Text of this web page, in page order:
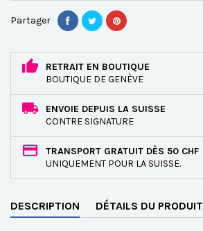
Partager
RETRAIT EN BOUTIQUE
BOUTIQUE DE GENÈVE
ENVOIE DEPUIS LA SUISSE
CONTRE SIGNATURE
TRANSPORT GRATUIT DÈS 50 CHF
UNIQUEMENT POUR LA SUISSE.
DESCRIPTION DÉTAILS DU PRODUIT